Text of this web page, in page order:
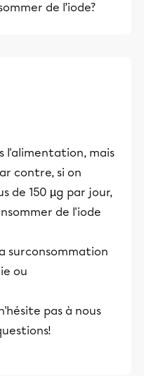
de l’iode?
l'alimentation, mais
contre, si on
de 150 µg par jour,
de l'iode
surconsommation
ou
pas à nous